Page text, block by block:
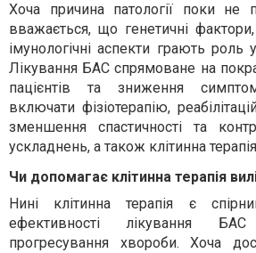
Хоча причина патології поки не
вважається, що генетичні
імунологічні аспекти грають роль
Лікування БАС спрямоване на
пацієнтів та зниження
включати фізіотерапію,
зменшення спастичності та
ускладнень, а також клітинна терапія
Чи допомагає клітинна терапія
Нині клітинна терапія є
ефективності лікування
прогресування хвороби.Хоча